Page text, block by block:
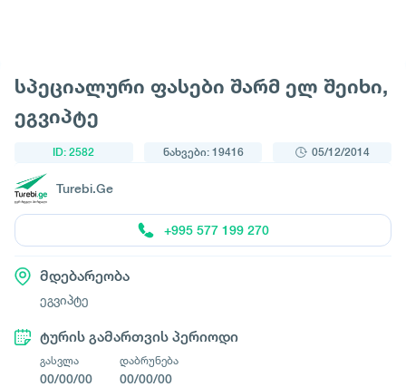
სპეციალური ფასები შარმ ელ შეიხი,
ეგვიპტე
ID: 2582 ნახვები: 19416 05/12/2014
Turebi.Ge
+995 577 199 270
მდებარეობა
ეგვიპტე
ტურის გამართვის პერიოდი
გასვლა
00/00/00
დაბრუნება
00/00/00